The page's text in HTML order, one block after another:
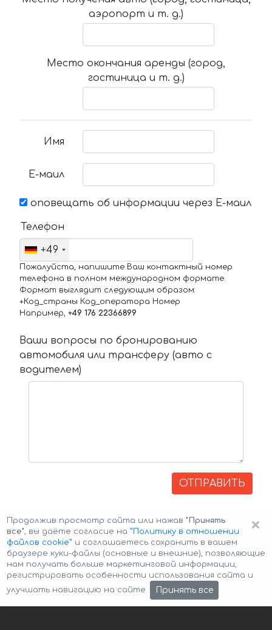
аэропорт и т. д.)
Место окончания аренды (город,
гостиница и т. д.)
Имя
Е-маил
оповещать об информации через Е-маил
Телефон
+49
Пожалуйста, напишите Ваш контактный номер
телефона в полном международном формате.
Формат выглядит следующим образом:
+Код_страны Код_оператора Номер
Например, +49 176 22366899
Ваши вопросы по бронированию
автомобиля или трансферу (авто с
водителем)
ОТПРАВИТЬ
Авторские права © 2026 Авто-Аренда Cookie Policy
×
Продолжив просмотр сайта или нажав "Принять
все", вы даёте согласие на ”Политику в отношении
файлов cookie” и соглашаетесь сохранить в вашем
браузере куки-файлы (основные и внешние), позволяющие
нам получать больше маркетинговой информации,
регистрировать особенности использования сайта и
улучшать навигацию на сайте.
Принять все